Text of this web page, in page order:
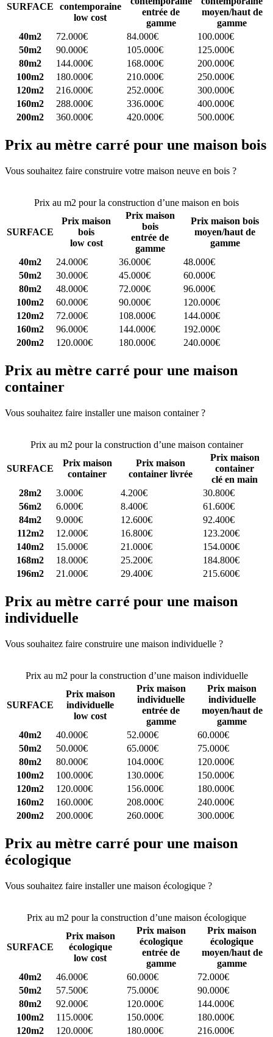
SURFACE
contemporaine
low cost
entrée de
gamme
moyen/haut de
gamme
40m2
72.000€ 84.000€
100.000€
50m2
90.000€ 105.000€
125.000€
80m2
144.000€ 168.000€
200.000€
100m2
180.000€ 210.000€
250.000€
120m2
216.000€ 252.000€
300.000€
160m2
288.000€ 336.000€
400.000€
200m2
360.000€ 420.000€ 500.000€
Prix au mètre carré pour une maison bois
Vous souhaitez faire construire votre maison neuve en bois ?
Prix au m2 pour la construction d’une maison en bois
SURFACE
Prix maison
bois
low cost
Prix maison
bois
entrée de
gamme
Prix maison bois
moyen/haut de
gamme
40m2
24.000€ 36.000€
48.000€
50m2
30.000€ 45.000€
60.000€
80m2
48.000€ 72.000€
96.000€
100m2
60.000€ 90.000€
120.000€
120m2
72.000€ 108.000€
144.000€
160m2
96.000€ 144.000€
192.000€
200m2
120.000€ 180.000€ 240.000€
Prix au mètre carré pour une maison
container
Vous souhaitez faire installer une maison container ?
Prix au m2 pour la construction d’une maison container
SURFACE
Prix maison
container
Prix maison
container livrée
Prix maison
container
clé en main
28m2
3.000€ 4.200€
30.800€
56m2
6.000€ 8.400€
61.600€
84m2
9.000€ 12.600€
92.400€
112m2
12.000€ 16.800€
123.200€
140m2
15.000€ 21.000€
154.000€
168m2
18.000€ 25.200€
184.800€
196m2
21.000€ 29.400€ 215.600€
Prix au mètre carré pour une maison
individuelle
Vous souhaitez faire construire une maison individuelle ?
Prix au m2 pour la construction d’une maison individuelle
SURFACE
Prix maison
individuelle
low cost
Prix maison
individuelle
entrée de
gamme
Prix maison
individuelle
moyen/haut de
gamme
40m2
40.000€ 52.000€
60.000€
50m2
50.000€ 65.000€
75.000€
80m2
80.000€ 104.000€
120.000€
100m2
100.000€ 130.000€
150.000€
120m2
120.000€ 156.000€
180.000€
160m2
160.000€ 208.000€
240.000€
200m2
200.000€ 260.000€ 300.000€
Prix au mètre carré pour une maison
écologique
Vous souhaitez faire installer une maison écologique ?
Prix au m2 pour la construction d’une maison écologique
SURFACE
Prix maison
écologique
low cost
Prix maison
écologique
entrée de
gamme
Prix maison
écologique
moyen/haut de
gamme
40m2
46.000€ 60.000€
72.000€
50m2
57.500€ 75.000€
90.000€
80m2
92.000€ 120.000€
144.000€
100m2
115.000€ 150.000€
180.000€
120m2
120.000€ 180.000€
216.000€